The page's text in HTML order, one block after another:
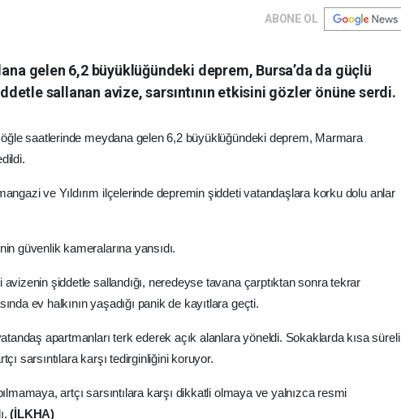
ABONE OL
gelen 6,2 büyüklüğündeki deprem, Bursa’da da güçlü
sallanan avize, sarsıntının etkisini gözler önüne serdi.
öğle saatlerinde meydana gelen 6,2 büyüklüğündeki deprem, Marmara
ve Yıldırım ilçelerinde depremin şiddeti vatandaşlara korku dolu anlar
güvenlik kameralarına yansıdı.
şiddetle sallandığı, neredeyse tavana çarptıktan sonra tekrar
ev halkının yaşadığı panik de kayıtlara geçti.
apartmanları terk ederek açık alanlara yöneldi. Sokaklarda kısa süreli
sarsıntılara karşı tedirginliğini koruyor.
artçı sarsıntılara karşı dikkatli olmaya ve yalnızca resmi
(İLKHA)